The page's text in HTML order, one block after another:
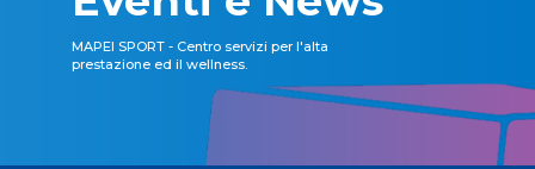
MAPEI SPORT - Centro servizi per l'alta
prestazione ed il wellness.